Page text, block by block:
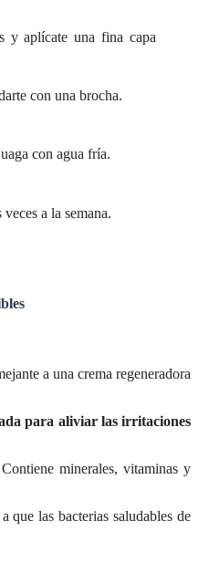
y aplícate una fina capa
con una brocha.
con agua fría.
a la semana.
a una crema regeneradora
para aliviar las irritaciones
minerales, vitaminas y
que las bacterias saludables de